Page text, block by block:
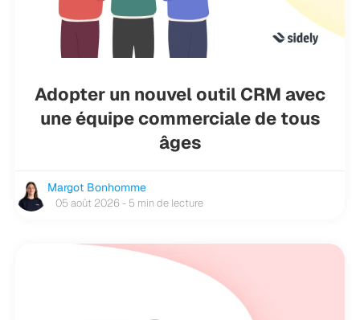
Adopter un nouvel outil CRM avec
une équipe commerciale de tous
âges
Margot Bonhomme
05 août 2026 - 5 min de lecture